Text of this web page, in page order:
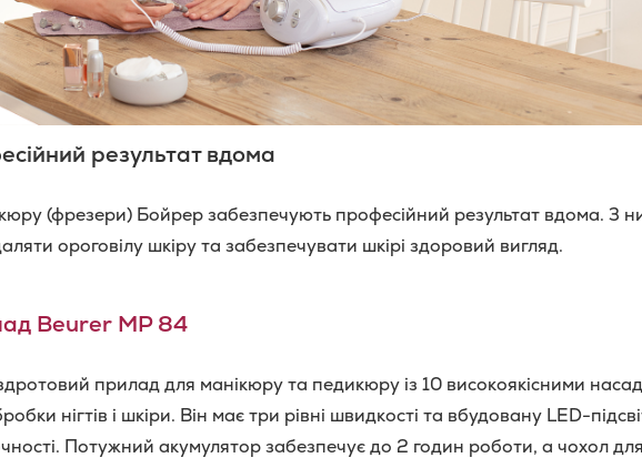
результат вдома
(фрезери) Бойрер забезпечують професійний результат вдома. З
ороговілу шкіру та забезпечувати шкірі здоровий вигляд.
Beurer MP 84
прилад для манікюру та педикюру із 10 високоякісними
нігтів і шкіри. Він має три рівні швидкості та вбудовану LED-
Потужний акумулятор забезпечує до 2 годин роботи, а чохол для